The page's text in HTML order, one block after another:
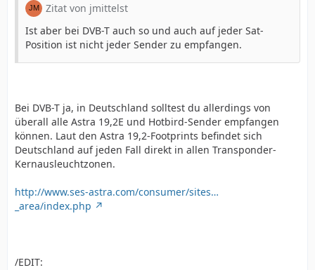
Zitat von jmittelst
Ist aber bei DVB-T auch so und auch auf jeder Sat-
Position ist nicht jeder Sender zu empfangen.
Bei DVB-T ja, in Deutschland solltest du allerdings von
überall alle Astra 19,2E und Hotbird-Sender empfangen
können. Laut den Astra 19,2-Footprints befindet sich
Deutschland auf jeden Fall direkt in allen Transponder-
Kernausleuchtzonen.
http://www.ses-astra.com/consumer/sites…
_area/index.php
/EDIT: